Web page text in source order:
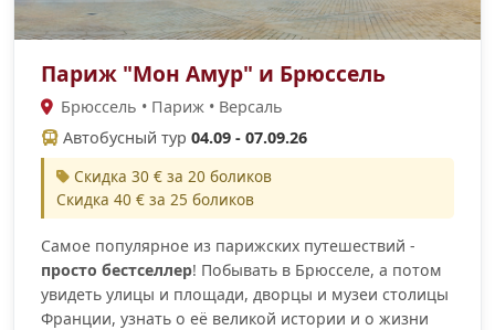
Париж "Мон Амур" и Брюссель
Брюссель • Париж • Версаль
Автобусный тур 04.09 - 07.09.26
Скидка 30 € за 20 боликов
Скидка 40 € за 25 боликов
Самое популярное из парижских путешествий -
просто бестселлер! Побывать в Брюсселе, а потом
увидеть улицы и площади, дворцы и музеи столицы
Франции, узнать о её великой истории и о жизни